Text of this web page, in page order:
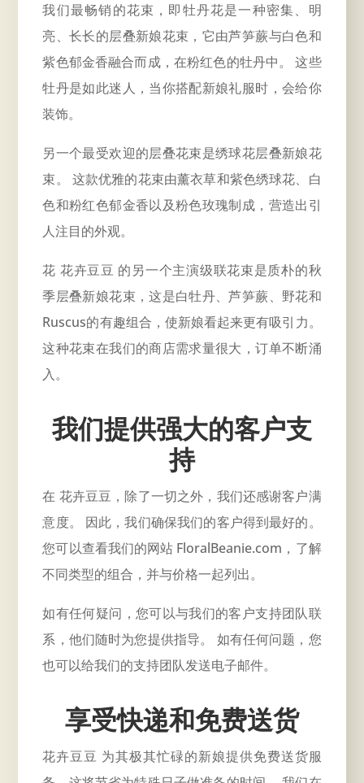
我们最畅销的花束，即牡丹花是一种密集、明
亮、长长的层叠新娘花束，它由芦笋蕨与白色和
紫色郁金香融合而成，在粉红色的牡丹中。 这些
牡丹是如此迷人，当你搭配新娘礼服时，会给你
装饰。
另一个最受欢迎的层叠花束是绣球花层叠新娘花
束。 这款优雅的花束由薰衣草和紫色绣球花、白
色和粉红色郁金香以及粉色玫瑰制成，营造出引
人注目的外观。
花 花卉豆豆 的另一个主演级联花束是质朴的秋
季层叠新娘花束，这是白牡丹、芦笋蕨、野花和
Ruscus的有趣组合，使新娘看起来更有吸引力。
这种花束在我们的商店需求量很大，订单不断涌
入。
我们提供强大的客户支
持
在 花卉豆豆，除了一切之外，我们还感谢客户满
意度。 因此，我们确保我们的客户得到最好的。
您可以查看我们的网站 FloralBeanie.com，了解
不同类型的组合，并与价格一起列出。
如有任何疑问，您可以与我们的客户支持团队联
系，他们随时为您提供指导。 如有任何问题，您
也可以给我们的支持团队发送电子邮件。
享受快递和免费送货
花卉豆豆 为其极其忙碌的新娘提供免费送货服